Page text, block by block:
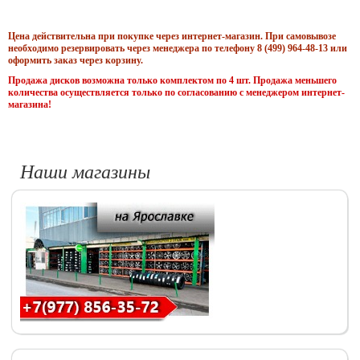
Цена действительна при покупке через интернет-магазин. При самовывозе
необходимо резервировать через менеджера по телефону 8 (499) 964-48-13 или
оформить заказ через корзину.
Продажа дисков возможна только комплектом по 4 шт. Продажа меньшего
количества осуществляется только по согласованию с менеджером интернет-
магазина!
Наши магазины